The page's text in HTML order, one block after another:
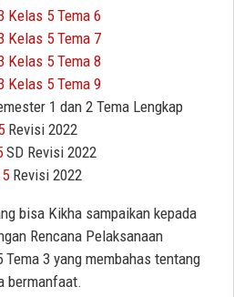
Kelas 5 Tema 6
Kelas 5 Tema 7
Kelas 5 Tema 8
Kelas 5 Tema 9
1 dan 2 Tema Lengkap
Revisi 2022
SD Revisi 2022
Revisi 2022
bisa Kikha sampaikan kepada
Rencana Pelaksanaan
3 yang membahas tentang
bermanfaat.